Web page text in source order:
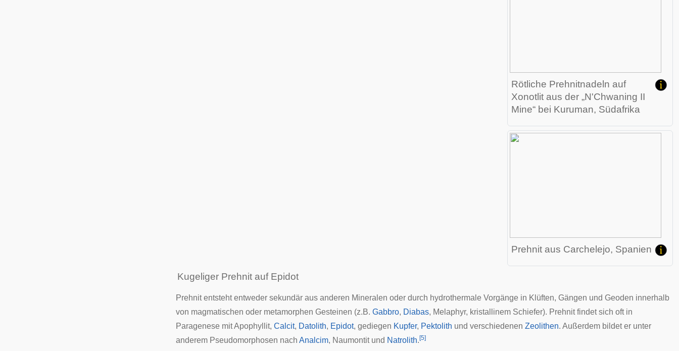
Rötliche Prehnitnadeln auf
Xonotlit aus der „N'Chwaning II
Mine“ bei Kuruman, Südafrika
Prehnit aus Carchelejo, Spanien
Kugeliger Prehnit auf Epidot
Prehnit entsteht entweder sekundär aus anderen Mineralen oder durch hydrothermale Vorgänge in Klüften, Gängen und Geoden innerhalb
von magmatischen oder metamorphen Gesteinen (z.B. Gabbro, Diabas, Melaphyr, kristallinem Schiefer). Prehnit findet sich oft in
Paragenese mitApophyllit, Calcit, Datolith, Epidot, gediegen Kupfer, Pektolith und verschiedenen Zeolithen. Außerdem bildet er unter
anderem Pseudomorphosen nach Analcim, Naumontitund Natrolith. [5]